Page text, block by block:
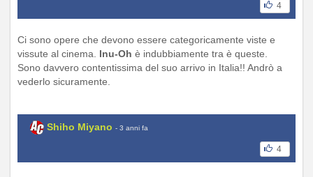
4
Ci sono opere che devono essere categoricamente viste e
vissute al cinema. Inu-Oh è indubbiamente tra è queste.
Sono davvero contentissima del suo arrivo in Italia!! Andrò a
vederlo sicuramente.
Shiho Miyano - 3 anni fa
4